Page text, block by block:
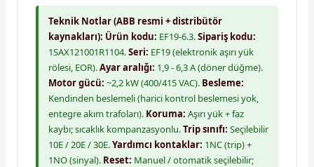
Teknik Notlar (ABB resmi + distribütör
kaynakları): Ürün kodu: EF19-6.3.Sipariş kodu:
1SAX121001R1104.Seri: EF19 (elektronik aşırı yük
rölesi, EOR).Ayar aralığı: 1,9 - 6,3 A (döner düğme).
Motor gücü: ~2,2 kW (400/415 VAC). Besleme:
Kendinden beslemeli (harici kontrol beslemesi yok,
entegre akım trafoları). Koruma: Aşırı yük + faz
kaybı; sıcaklık kompanzasyonlu.Trip sınıfı: Seçilebilir
10E / 20E / 30E.Yardımcı kontaklar: 1NC (trip) +
1NO (sinyal). Reset: Manuel / otomatik seçilebilir;